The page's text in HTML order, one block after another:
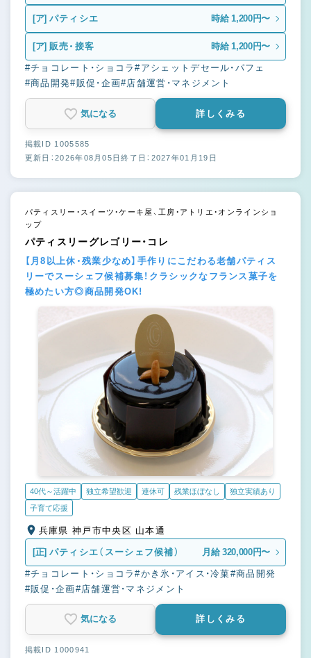
[ア] パティシエ 時給 1,200円〜
[ア] 販売・接客 時給 1,200円〜
#チョコレート・ショコラ#アシェットデセール・パフェ
#商品開発#販促・企画#店舗運営・マネジメント
気になる 詳しくみる
掲載ID 1005585
更新日：2026年08月05日終了日：2027年01月19日
パティスリー・スイーツ・ケーキ屋、工房・アトリエ・オンラインショ
ップ
パティスリーグレゴリー・コレ
【月8以上休・残業少なめ】手作りにこだわる老舗パティス
リーでスーシェフ候補募集！クラシックなフランス菓子を
極めたい方◎商品開発OK!
40代～活躍中 独立希望歓迎 連休可 残業ほぼなし
独立実績あり
子育て応援
兵庫県 神戸市中央区 山本通
[正] パティシエ（スーシェフ候補） 月給 320,000円〜
#チョコレート・ショコラ#かき氷・アイス・冷菓#商品開発
#販促・企画#店舗運営・マネジメント
気になる 詳しくみる
掲載ID 1000941